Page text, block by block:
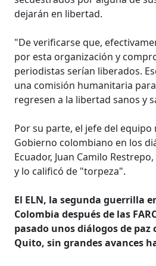
dejarán en libertad.
"De verificarse que,
por esta organización y
periodistas serían liberados.
una comisión humanitaria
regresen a la libertad sanos y
Por su parte, el jefe del
Gobierno colombiano en los
Ecuador, Juan Camilo
y lo calificó de "torpeza".
El ELN, la segunda guerrilla
Colombia después de las
pasado unos diálogos de paz
Quito, sin grandes avances